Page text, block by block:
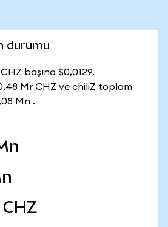
durumu
başına $0,0129.
Mr CHZ ve chiliZ toplam
Mn .
CHZ